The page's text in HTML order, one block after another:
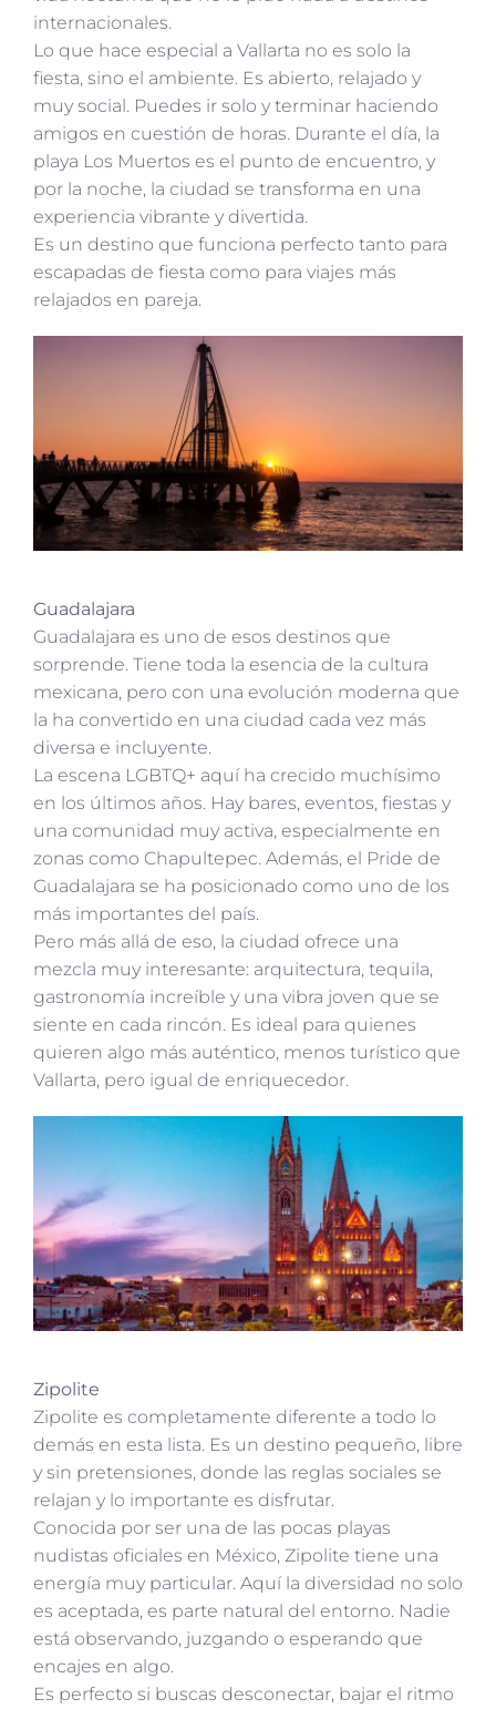
internacionales.
Lo que hace especial a Vallarta no es solo la
fiesta, sino el ambiente. Es abierto, relajado y
muy social. Puedes ir solo y terminar haciendo
amigos en cuestión de horas. Durante el día, la
playa Los Muertos es el punto de encuentro, y
por la noche, la ciudad se transforma en una
experiencia vibrante y divertida.
Es un destino que funciona perfecto tanto para
escapadas de fiesta como para viajes más
relajados en pareja.
Guadalajara
Guadalajara es uno de esos destinos que
sorprende. Tiene toda la esencia de la cultura
mexicana, pero con una evolución moderna que
la ha convertido en una ciudad cada vez más
diversa e incluyente.
La escena LGBTQ+ aquí ha crecido muchísimo
en los últimos años. Hay bares, eventos, fiestas y
una comunidad muy activa, especialmente en
zonas como Chapultepec. Además, el Pride de
Guadalajara se ha posicionado como uno de los
más importantes del país.
Pero más allá de eso, la ciudad ofrece una
mezcla muy interesante: arquitectura, tequila,
gastronomía increíble y una vibra joven que se
siente en cada rincón. Es ideal para quienes
quieren algo más auténtico, menos turístico que
Vallarta, pero igual de enriquecedor.
Zipolite
Zipolite es completamente diferente a todo lo
demás en esta lista. Es un destino pequeño, libre
y sin pretensiones, donde las reglas sociales se
relajan y lo importante es disfrutar.
Conocida por ser una de las pocas playas
nudistas oficiales en México, Zipolite tiene una
energía muy particular. Aquí la diversidad no solo
es aceptada, es parte natural del entorno. Nadie
está observando, juzgando o esperando que
encajes en algo.
Es perfecto si buscas desconectar, bajar el ritmo